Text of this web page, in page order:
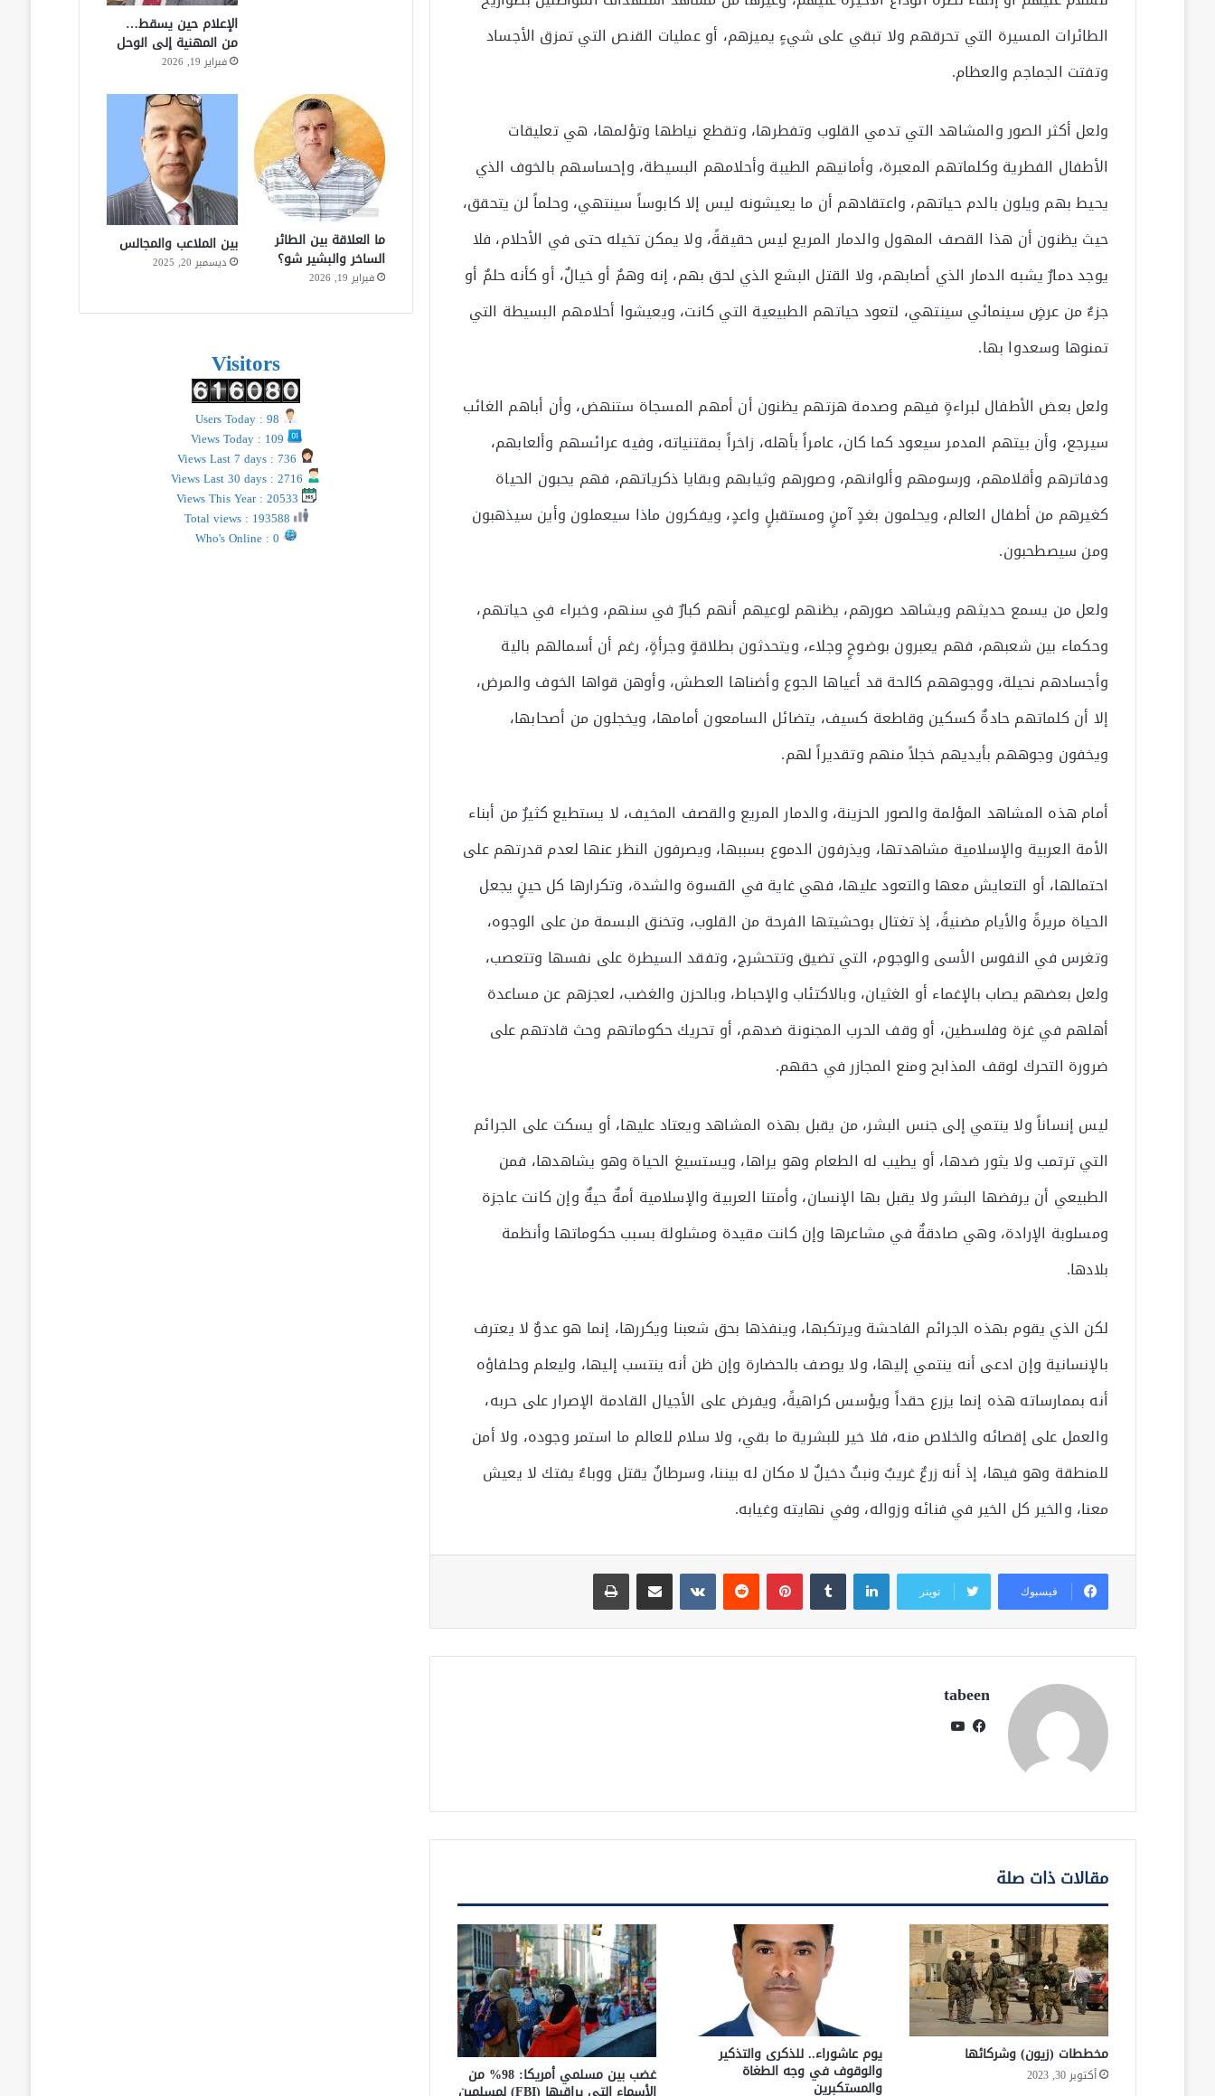
الطائرات المسيرة التي تحرقهم ولا تبقي على شيءٍ يميزهم، أو عمليات القنص التي تمزق الأجساد
وتفتت الجماجم والعظام.
ولعل أكثر الصور والمشاهد التي تدمي القلوب وتفطرها، وتقطع نياطها وتؤلمها، هي تعليقات
الأطفال الفطرية وكلماتهم المعبرة، وأمانيهم الطيبة وأحلامهم البسيطة، وإحساسهم بالخوف الذي
يحيط بهم ويلون بالدم حياتهم، واعتقادهم أن ما يعيشونه ليس إلا كابوساً سينتهي، وحلماً لن يتحقق،
حيث يظنون أن هذا القصف المهول والدمار المريع ليس حقيقةً، ولا يمكن تخيله حتى في الأحلام، فلا
يوجد دمارٌ يشبه الدمار الذي أصابهم، ولا القتل البشع الذي لحق بهم، إنه وهمٌ أو خيالٌ، أو كأنه حلمٌ أو
جزءٌ من عرضٍ سينمائي سينتهي، لتعود حياتهم الطبيعية التي كانت، ويعيشوا أحلامهم البسيطة التي
تمنوها وسعدوا بها.
ولعل بعض الأطفال لبراءةٍ فيهم وصدمة هزتهم يظنون أن أمهم المسجاة ستنهض، وأن أباهم الغائب
سيرجع، وأن بيتهم المدمر سيعود كما كان، عامراً بأهله، زاخراً بمقتنياته، وفيه عرائسهم وألعابهم،
ودفاترهم وأقلامهم، ورسومهم وألوانهم، وصورهم وثيابهم وبقايا ذكرياتهم، فهم يحبون الحياة
كغيرهم من أطفال العالم، ويحلمون بغدٍ آمنٍ ومستقبلٍ واعدٍ، ويفكرون ماذا سيعملون وأين سيذهبون
ومن سيصطحبون.
ولعل من يسمع حديثهم ويشاهد صورهم، يظنهم لوعيهم أنهم كبارٌ في سنهم، وخبراء في حياتهم،
وحكماء بين شعبهم، فهم يعبرون بوضوحٍ وجلاء، ويتحدثون بطلاقةٍ وجرأةٍ، رغم أن أسمالهم بالية
وأجسادهم نحيلة، ووجوههم كالحة قد أعياها الجوع وأضناها العطش، وأوهن قواها الخوف والمرض،
إلا أن كلماتهم حادةٌ كسكين وقاطعة كسيف، يتضائل السامعون أمامها، ويخجلون من أصحابها،
ويخفون وجوههم بأيديهم خجلاً منهم وتقديراً لهم.
أمام هذه المشاهد المؤلمة والصور الحزينة، والدمار المريع والقصف المخيف، لا يستطيع كثيرٌ من أبناء
الأمة العربية والإسلامية مشاهدتها، ويذرفون الدموع بسببها، ويصرفون النظر عنها لعدم قدرتهم على
احتمالها، أو التعايش معها والتعود عليها، فهي غاية في القسوة والشدة، وتكرارها كل حينٍ يجعل
الحياة مريرةً والأيام مضنيةً، إذ تغتال بوحشيتها الفرحة من القلوب، وتخنق البسمة من على الوجوه،
وتغرس في النفوس الأسى والوجوم، التي تضيق وتتحشرج، وتفقد السيطرة على نفسها وتتعصب،
ولعل بعضهم يصاب بالإغماء أو الغثيان، وبالاكتئاب والإحباط، وبالحزن والغضب، لعجزهم عن مساعدة
أهلهم في غزة وفلسطين، أو وقف الحرب المجنونة ضدهم، أو تحريك حكوماتهم وحث قادتهم على
ضرورة التحرك لوقف المذابح ومنع المجازر في حقهم.
ليس إنساناً ولا ينتمي إلى جنس البشر، من يقبل بهذه المشاهد ويعتاد عليها، أو يسكت على الجرائم
التي ترتمب ولا يثور ضدها، أو يطيب له الطعام وهو يراها، ويستسيغ الحياة وهو يشاهدها، فمن
الطبيعي أن يرفضها البشر ولا يقبل بها الإنسان، وأمتنا العربية والإسلامية أمةٌ حيةٌ وإن كانت عاجزة
ومسلوبة الإرادة، وهي صادقةٌ في مشاعرها وإن كانت مقيدة ومشلولة بسبب حكوماتها وأنظمة
بلادها.
لكن الذي يقوم بهذه الجرائم الفاحشة ويرتكبها، وينفذها بحق شعبنا ويكررها، إنما هو عدوٌ لا يعترف
بالإنسانية وإن ادعى أنه ينتمي إليها، ولا يوصف بالحضارة وإن ظن أنه ينتسب إليها، وليعلم وحلفاؤه
أنه بممارساته هذه إنما يزرع حقداً ويؤسس كراهيةً، ويفرض على الأجيال القادمة الإصرار على حربه،
والعمل على إقصائه والخلاص منه، فلا خير للبشرية ما بقي، ولا سلام للعالم ما استمر وجوده، ولا أمن
للمنطقة وهو فيها، إذ أنه زرعٌ غريبٌ ونبتٌ دخيلٌ لا مكان له بيننا، وسرطانٌ يقتل ووباءٌ يفتك لا يعيش
معنا، والخير كل الخير في فنائه وزواله، وفي نهايته وغيابه.
فيسبوك تويتر
لينكدإن ‏Tumblr بينتيريست
‏Reddit
‏VKontakte مشاركة عبر البريد طباعة
tabeen
فيسبوك
مقالات ذات صلة
مخططات (زيون) وشركائها
أكتوبر 30, 2023
يوم عاشوراء.. للذكرى والتذكير
والوقوف في وجه الطغاة
والمستكبرين
غضب بين مسلمي أمريكا: 98% من
الإعلام حين يسقط…
من المهنية إلى الوحل
فبراير 19, 2026
ما العلاقة بين الطائر
الساخر والبشير شو؟
فبراير 19, 2026
بين الملاعب والمجالس
ديسمبر 20, 2025
Visitors